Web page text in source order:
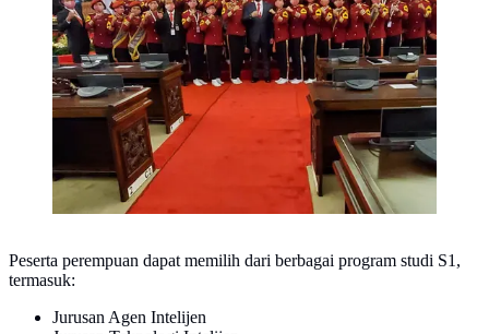
Peserta perempuan dapat memilih dari berbagai program studi S1,
termasuk:
Jurusan Agen Intelijen